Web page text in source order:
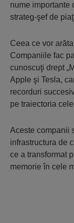
nume importante
strateg-şef de
Ceea ce vor
Companiile fac
cunoscuţi drept
Apple şi Tesla,
recorduri
pe traiectoria
Aceste companii
infrastructura de
ce a transformat
memorie în cele